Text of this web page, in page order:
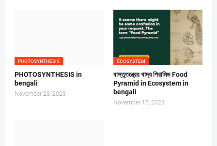
PHOTOSYNTHESIS
PHOTOSYNTHESIS in
bengali
November 23, 2023
ECOSYSTEM
বাস্তুতন্ত্রের খাদ্য পিরামিড Food
Pyramid in Ecosystem in
bengali
November 17, 2023